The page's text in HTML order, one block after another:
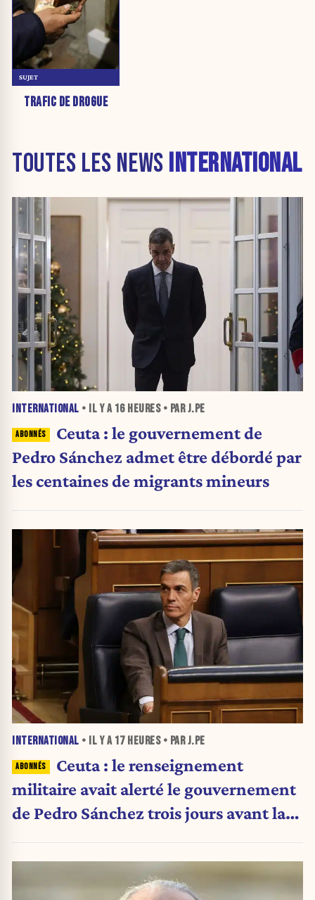
TRAFIC DE DROGUE
SUJET
TOUTES LES NEWS INTERNATIONAL
INTERNATIONAL • IL Y A 16 HEURES• PAR J.PE
Ceuta : le gouvernement de
Pedro Sánchez admet être débordé par
les centaines de migrants mineurs
INTERNATIONAL • IL Y A 17 HEURES• PAR J.PE
Ceuta : le renseignement
militaire avait alerté le gouvernement
de Pedro Sánchez trois jours avant la